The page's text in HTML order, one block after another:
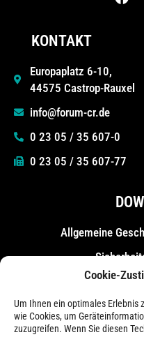
Cookie-
Um Ihnen ein optimales Erlebnis
wie Cookies, um
zuzugreifen. Wenn Sie diesen
KONTAKT
Europaplatz 6-10,
44575 Castrop-Rauxel
info@forum-cr.de
0 23 05 / 35 607-0
0 23 05 / 35 607-77
Allgemeine